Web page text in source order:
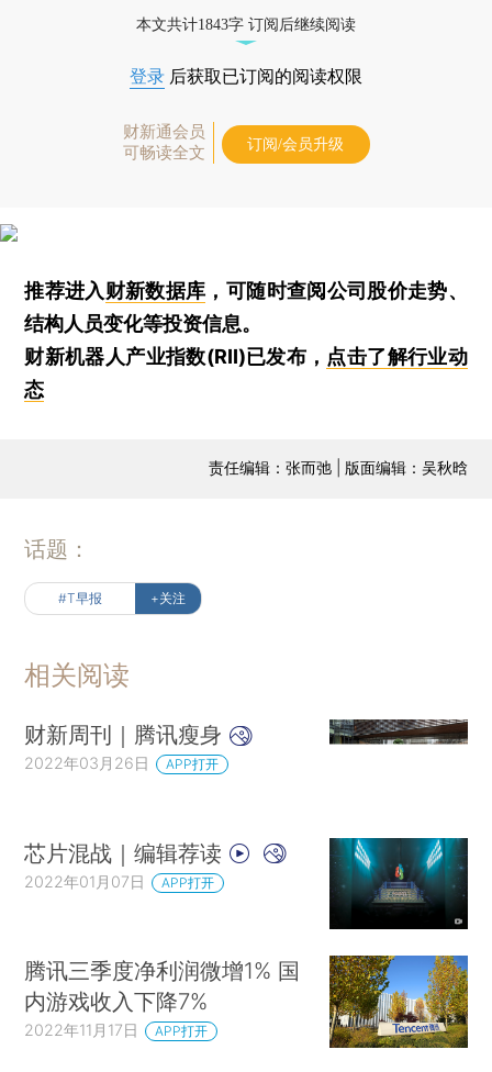
本文共计1843字 订阅后继续阅读
登录 后获取已订阅的阅读权限
财新通会员
可畅读全文
订阅/会员升级
推荐进入财新数据库 ，可随时查阅公司股价走势、
结构人员变化等投资信息。
财新机器人产业指数(RII)已发布， 点击了解行业动
态
责任编辑：张而弛 | 版面编辑：吴秋晗
话题：
#T早报 +关注
相关阅读
财新周刊｜腾讯瘦身
2022年03月26日 APP打开
芯片混战｜编辑荐读
2022年01月07日 APP打开
腾讯三季度净利润微增1% 国
内游戏收入下降7%
2022年11月17日 APP打开